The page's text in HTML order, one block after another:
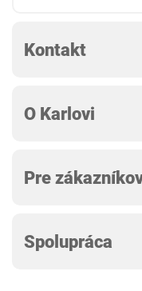
Kontakt
O Karlovi
Pre
Spolupráca